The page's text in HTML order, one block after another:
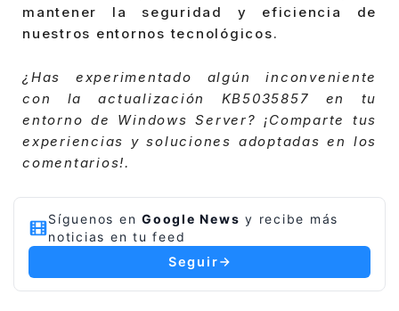
mantener la seguridad y eficiencia de
nuestros entornos tecnológicos.
¿Has experimentado algún inconveniente
con la actualización KB5035857 en tu
entorno de Windows Server? ¡Comparte tus
experiencias y soluciones adoptadas en los
comentarios!.
Síguenos en Google News y recibe más
noticias en tu feed
Seguir